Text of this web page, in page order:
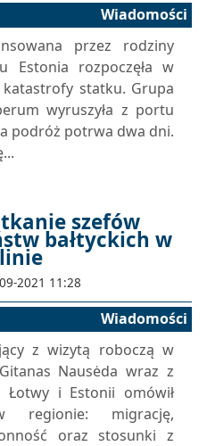
Wiadomości
przez rodziny
Estonia rozpoczęła w
statku. Grupa
wyruszyła z portu
podróż potrwa dwa dni.
szefów
bałtyckich w
2021 11:28
Wiadomości
z wizytą roboczą w
Nausėda wraz z
Łotwy i Estonii omówił
regionie: migrację,
oraz stosunki z